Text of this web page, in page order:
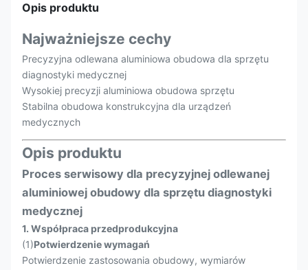
Opis produktu
Najważniejsze cechy
Precyzyjna odlewana aluminiowa obudowa dla sprzętu
diagnostyki medycznej
Wysokiej precyzji aluminiowa obudowa sprzętu
Stabilna obudowa konstrukcyjna dla urządzeń
medycznych
Opis produktu
Proces serwisowy dla precyzyjnej odlewanej
aluminiowej obudowy dla sprzętu diagnostyki
medycznej
1. Współpraca przedprodukcyjna
(1)Potwierdzenie wymagań
Potwierdzenie zastosowania obudowy, wymiarów